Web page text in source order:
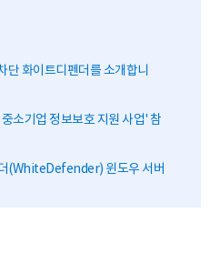
단 화이트디펜더를 소개합니
소기업 정보보호 지원 사업' 참
(WhiteDefender) 윈도우 서버